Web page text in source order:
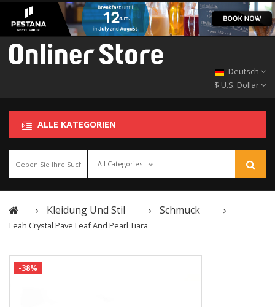
Deutsch
$ U.S. Dollar
ALLE KATEGORIEN
All Categories
Kleidung Und Stil Schmuck
Leah Crystal Pave Leaf And Pearl Tiara
-38%